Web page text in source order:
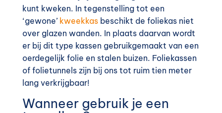
kunt kweken. In tegenstelling tot een
‘gewone’ kweekkasbeschikt de foliekas niet
over glazen wanden. In plaats daarvan wordt
er bij dit type kassen gebruikgemaakt van een
oerdegelijk folie en stalen buizen. Foliekassen
of folietunnels zijn bij ons tot ruim tien meter
lang verkrijgbaar!
Wanneer gebruik je een